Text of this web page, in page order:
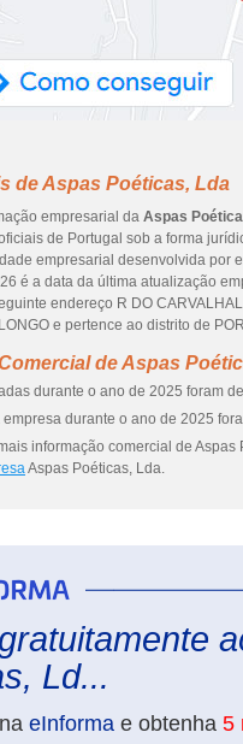
de Aspas Poéticas, Lda
empresarial da Aspas
de Portugal sob a forma
empresarial desenvolvida por
é a data da última atualização
endereço R DO
e pertence ao distrito de
de Aspas
durante o ano de 2025 foram
durante o ano de 2025
informação comercial de Aspas
Aspas Poéticas, Lda.
Ld...
eInforma e obtenha 5